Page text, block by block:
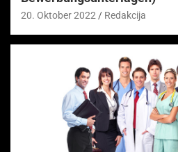
20. Oktober 2022 Redakcija